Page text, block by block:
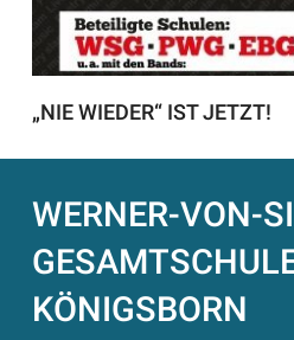
„NIE WIEDER“ IST JETZT!
WERNER-VON-
KÖNIGSBORN